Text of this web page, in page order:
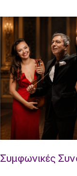
Συμφωνικές